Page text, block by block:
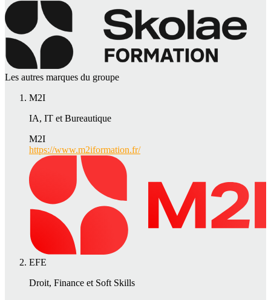
Les autres marques du groupe
M2I
IA, IT et Bureautique
M2I
https://www.m2iformation.fr/
EFE
Droit, Finance et Soft Skills